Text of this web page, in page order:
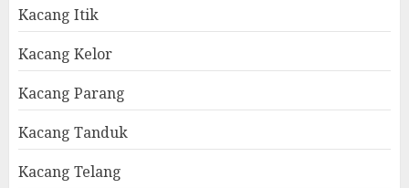
Kacang Itik
Kacang Kelor
Kacang Parang
Kacang Tanduk
Kacang Telang